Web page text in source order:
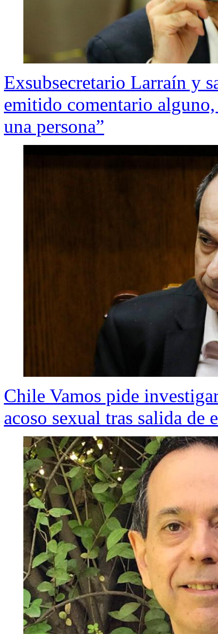
Exsubsecretario Larraín y
emitido comentario
una persona”
Chile Vamos pide
acoso sexual tras salida de